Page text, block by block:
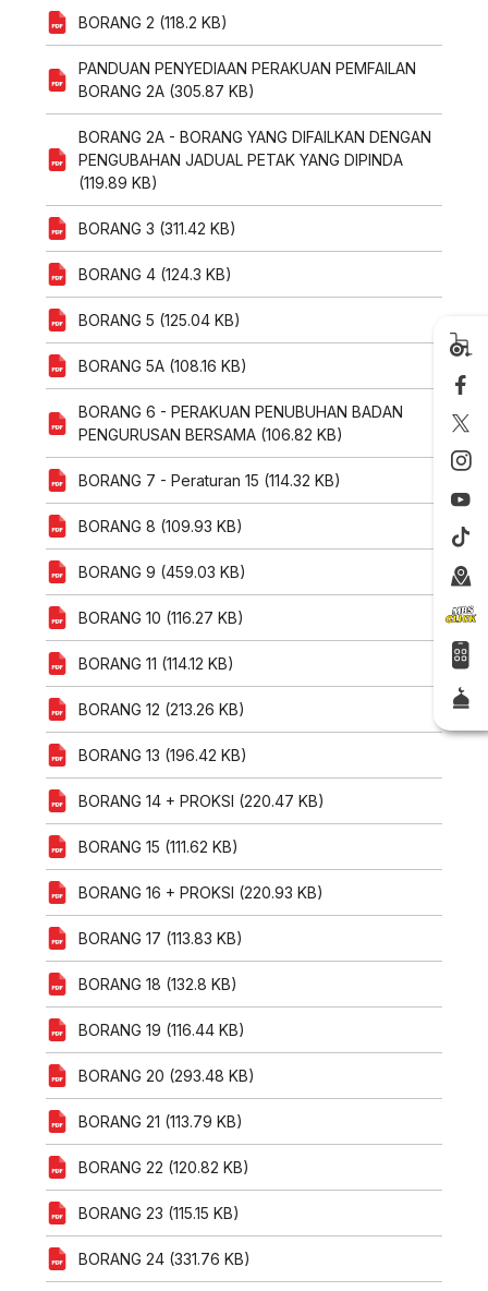
BORANG 2 (118.2 KB)
PANDUAN PENYEDIAAN PERAKUAN PEMFAILAN
BORANG 2A (305.87 KB)
BORANG 2A - BORANG YANG DIFAILKAN DENGAN
PENGUBAHAN JADUAL PETAK YANG DIPINDA
(119.89 KB)
BORANG 3 (311.42 KB)
BORANG 4 (124.3 KB)
BORANG 5 (125.04 KB)
BORANG 5A (108.16 KB)
BORANG 6 - PERAKUAN PENUBUHAN BADAN
PENGURUSAN BERSAMA (106.82 KB)
BORANG 7 - Peraturan 15 (114.32 KB)
BORANG 8 (109.93 KB)
BORANG 9 (459.03 KB)
BORANG 10 (116.27 KB)
BORANG 11 (114.12 KB)
BORANG 12 (213.26 KB)
BORANG 13 (196.42 KB)
BORANG 14 + PROKSI (220.47 KB)
BORANG 15 (111.62 KB)
BORANG 16 + PROKSI (220.93 KB)
BORANG 17 (113.83 KB)
BORANG 18 (132.8 KB)
BORANG 19 (116.44 KB)
BORANG 20 (293.48 KB)
BORANG 21 (113.79 KB)
BORANG 22 (120.82 KB)
BORANG 23 (115.15 KB)
BORANG 24 (331.76 KB)